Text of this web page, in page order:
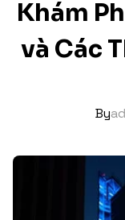
Khám
và Các
By